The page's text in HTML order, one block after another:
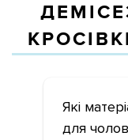
Які
для